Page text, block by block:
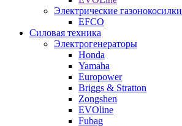
Электрические газонокосилки
EFCO
Силовая техника
Электрогенераторы
Honda
Yamaha
Europower
Briggs & Stratton
Zongshen
EVOline
Fubag